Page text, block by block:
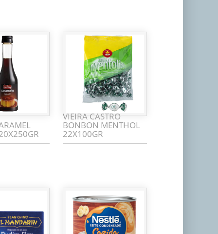
VIEIRA CASTRO
BONBON MENTHOL
22X100GR